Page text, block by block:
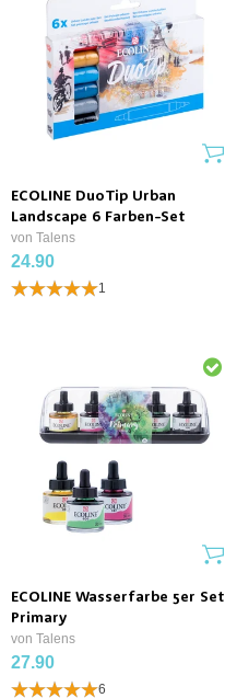
ECOLINE DuoTip Urban
Landscape 6 Farben-Set
von Talens
24.90
1
ECOLINE Wasserfarbe 5er Set
Primary
von Talens
27.90
6